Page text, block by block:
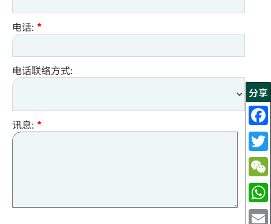
分享
电话: *
电话联络方式:
讯息: *